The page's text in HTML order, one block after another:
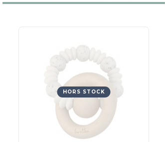
HORS STOCK